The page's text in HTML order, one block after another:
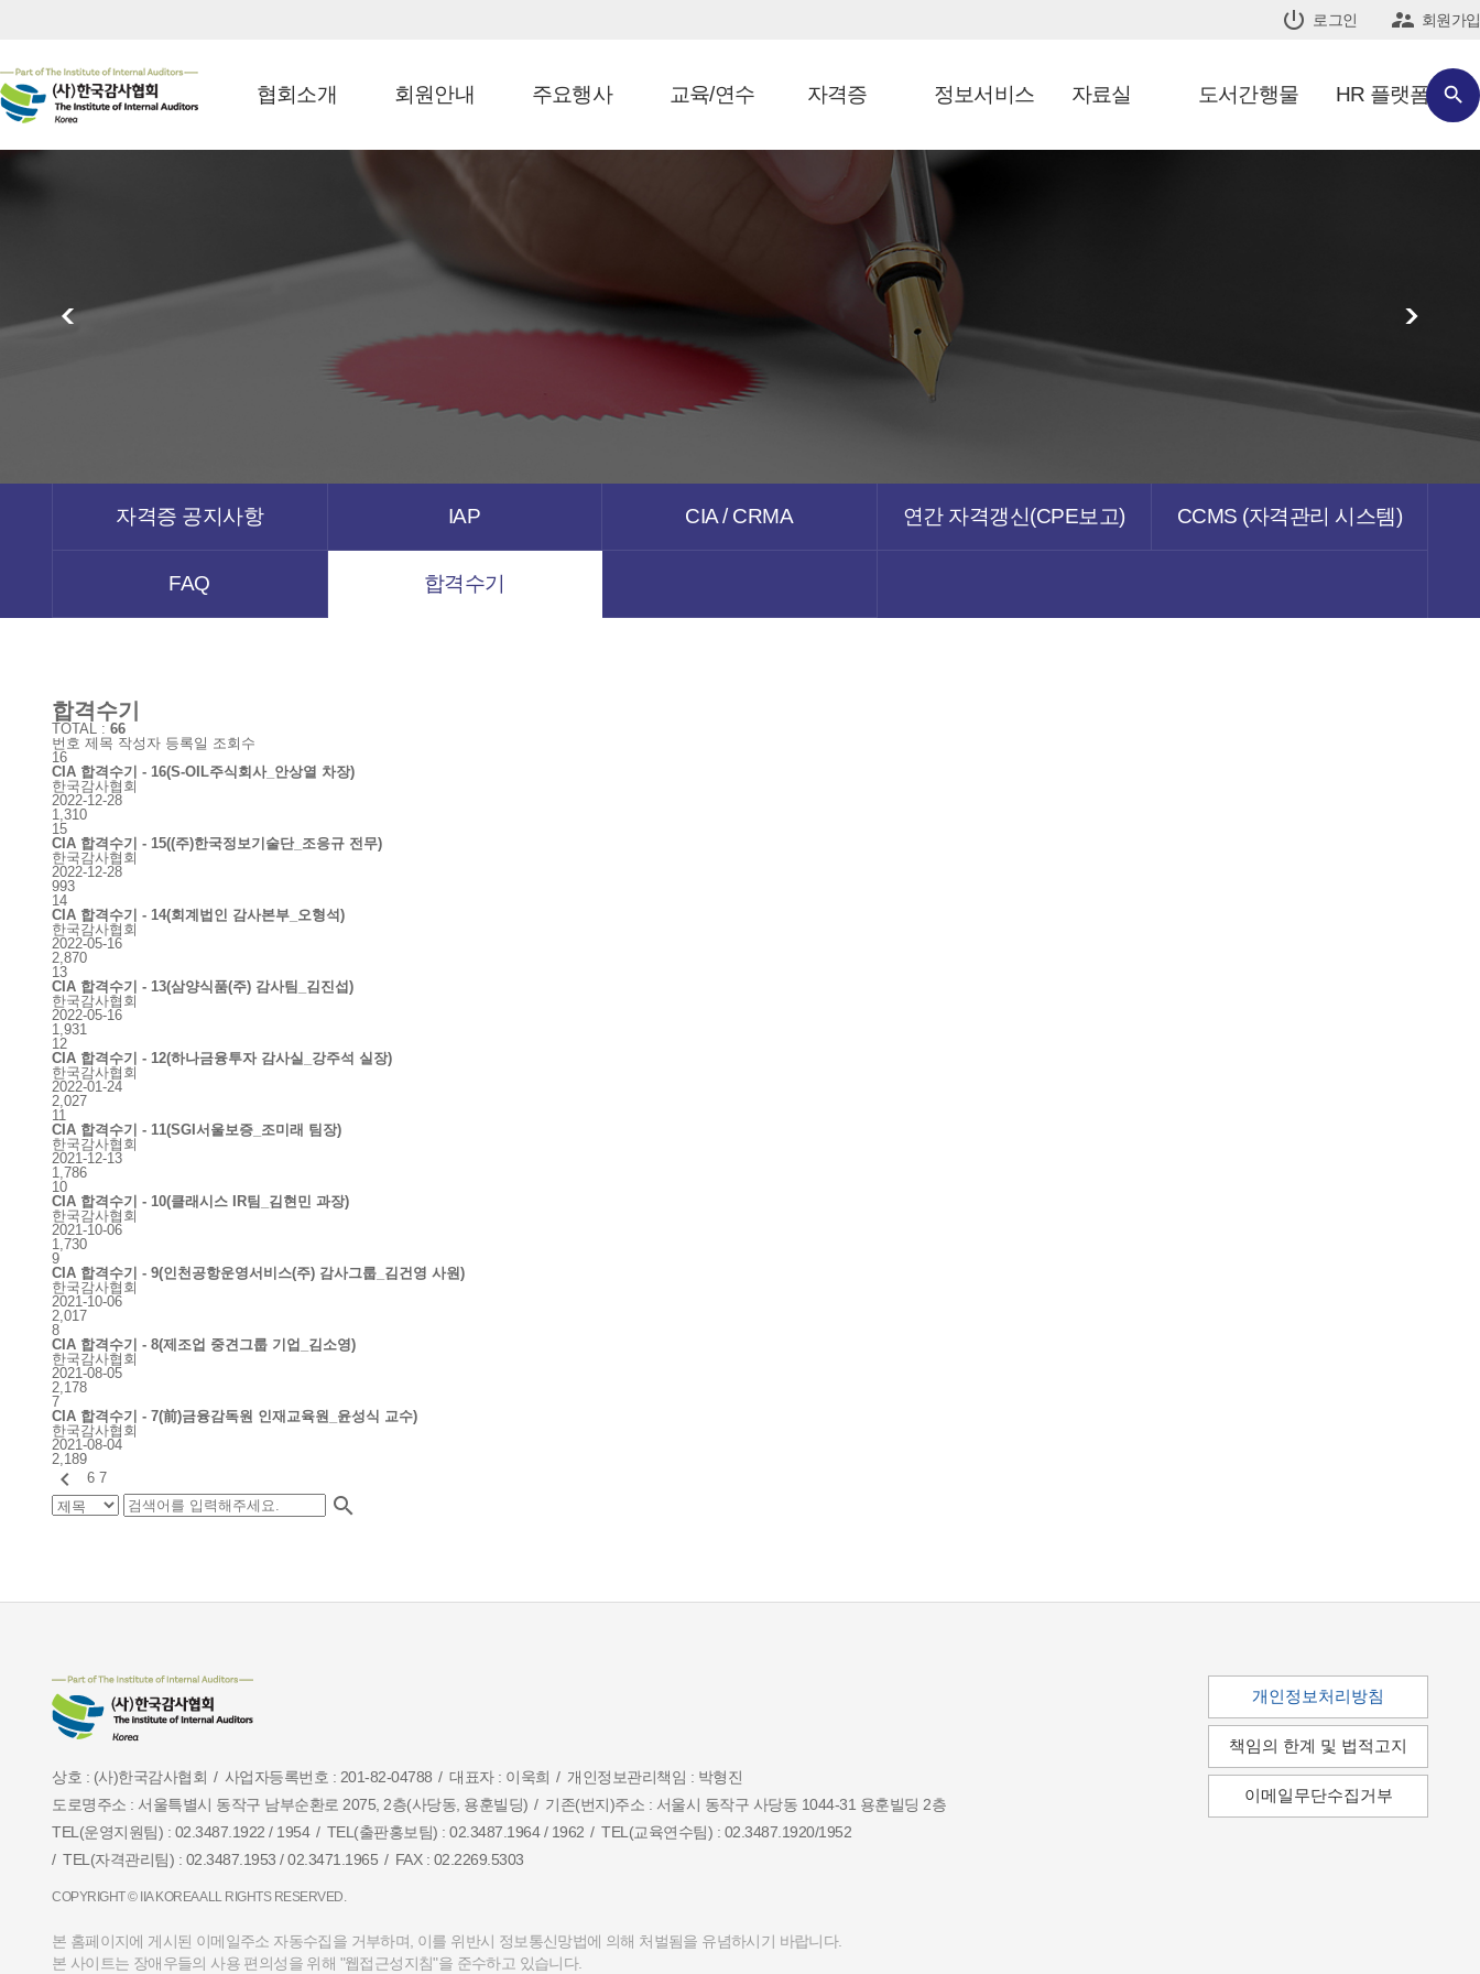
 로그인  회원가입

협회소개 회원안내 주요행사 교육/연수 자격증 정보서비스 자료실 도서간행물 HR 플랫폼
< >
자격증 공지사항 IAP CIA / CRMA 연간 자격갱신(CPE보고) CCMS (자격관리 시스템)
FAQ 합격수기
합격수기
TOTAL : 66
번호 제목 작성자 등록일 조회수
16
CIA 합격수기 - 16(S-OIL주식회사_안상열 차장)
한국감사협회
2022-12-28
1,310
15
CIA 합격수기 - 15((주)한국정보기술단_조응규 전무)
한국감사협회
2022-12-28
993
14
CIA 합격수기 - 14(회계법인 감사본부_오형석)
한국감사협회
2022-05-16
2,870
13
CIA 합격수기 - 13(삼양식품(주) 감사팀_김진섭)
한국감사협회
2022-05-16
1,931
12
CIA 합격수기 - 12(하나금융투자 감사실_강주석 실장)
한국감사협회
2022-01-24
2,027
11
CIA 합격수기 - 11(SGI서울보증_조미래 팀장)
한국감사협회
2021-12-13
1,786
10
CIA 합격수기 - 10(클래시스 IR팀_김현민 과장)
한국감사협회
2021-10-06
1,730
9
CIA 합격수기 - 9(인천공항운영서비스(주) 감사그룹_김건영 사원)
한국감사협회
2021-10-06
2,017
8
CIA 합격수기 - 8(제조업 중견그룹 기업_김소영)
한국감사협회
2021-08-05
2,178
7
CIA 합격수기 - 7(前)금융감독원 인재교육원_윤성식 교수)
한국감사협회
2021-08-04
2,189
 6 7

개인정보처리방침
책임의 한계 및 법적고지
이메일무단수집거부
상호 : (사)한국감사협회 사업자등록번호 : 201-82-04788 대표자 : 이욱희
개인정보관리책임 : 박형진
도로명주소 : 서울특별시 동작구 남부순환로 2075, 2층(사당동, 용훈빌딩)
기존(번지)주소 : 서울시 동작구 사당동 1044-31 용훈빌딩 2층
TEL(운영지원팀) : 02.3487.1922 / 1954
TEL(출판홍보팀) : 02.3487.1964 / 1962
TEL(교육연수팀) : 02.3487.1920/1952
TEL(자격관리팀) : 02.3487.1953 / 02.3471.1965
FAX : 02.2269.5303
COPYRIGHT © IIA KOREA ALL RIGHTS RESERVED.
본 홈페이지에 게시된 이메일주소 자동수집을 거부하며, 이를 위반시 정보통신망법에 의해 처벌됨을 유념하시기 바랍니다.
본 사이트는 장애우들의 사용 편의성을 위해 "웹접근성지침"을 준수하고 있습니다.